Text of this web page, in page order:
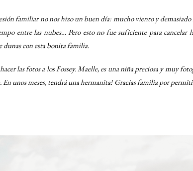
familiar no nos hizo un buen día: mucho viento y
entre las nubes… Pero esto no fue suficiente para cancelar
dunas con esta bonita familia.
las fotos a los Fossey. Maelle, es una niña preciosa y muy
En unos meses, tendrá una hermanita! Gracias familia por